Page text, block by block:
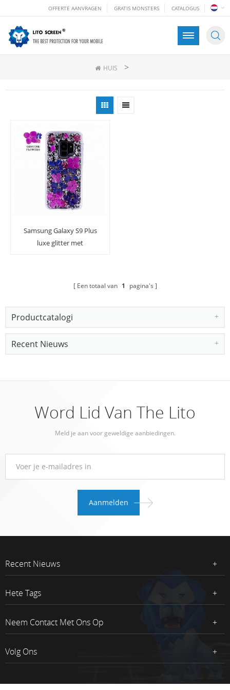
OFFERTE AANVRAGEN GRATIS MONSTERS CATALOGUS
HUIS >
Samsung Galaxy S9 Plus
luxe glitter met
Een totaal van 1 pagina's
Productcatalogi
Recent Nieuws
Word Lid Van The Lito
Meld je aan voor geweldige aanbiedingen.
Recent Nieuws
Hete Tags
Neem Contact Met Ons Op
Volg Ons